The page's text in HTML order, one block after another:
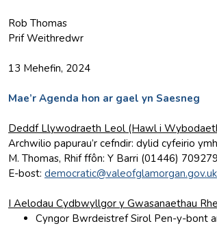
Rob Thomas
Prif Weithredwr
13 Mehefin, 2024
Mae’r Agenda hon ar gael yn Saesneg
Deddf Llywodraeth Leol (Hawl i
Archwilio papurau’r cefndir: dylid cyfeirio
M. Thomas, Rhif ffôn: Y Barri (01446) 709279
E-bost: democratic@valeofglamorgan.gov.uk
I Aelodau Cydbwyllgor y Gwasanaethau
Cyngor Bwrdeistref Sirol Pen-y-bont